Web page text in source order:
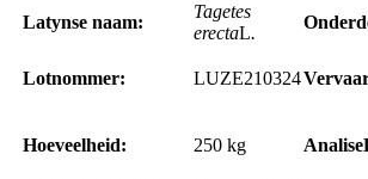
Latynse naam:
Tagetes
erectaL.
Lotnommer: LUZE210324
Hoeveelheid: 250 kg Analise